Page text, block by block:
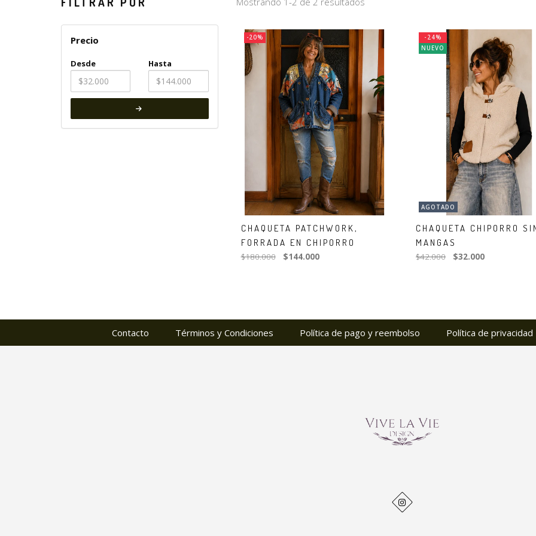
Precio
Desde Hasta
-20%
CHAQUETA PATCHWORK,
FORRADA EN CHIPORRO
$180.000 $144.000
-24%
NUEVO
AGOTADO
CHAQUETA CHIPORRO
MANGAS
$42.000 $32.000
Contacto Términos y Condiciones Política de pago y reembolso Política de privacidad